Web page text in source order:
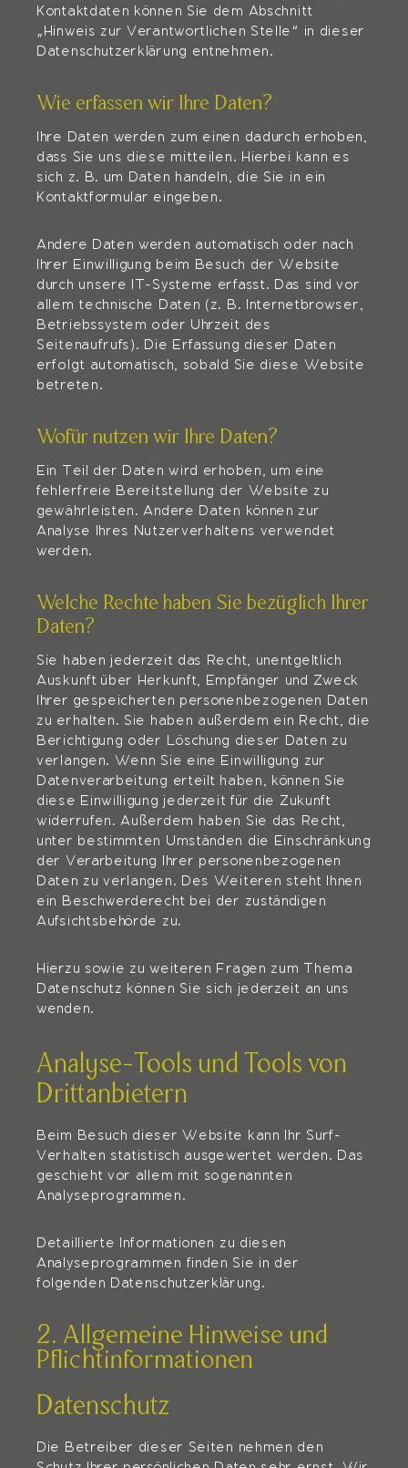
Kontaktdaten können Sie dem Abschnitt
„Hinweis zur Verantwortlichen Stelle“ in dieser
Datenschutzerklärung entnehmen.
Wie erfassen wir Ihre Daten?
Ihre Daten werden zum einen dadurch erhoben,
dass Sie uns diese mitteilen. Hierbei kann es
sich z. B. um Daten handeln, die Sie in ein
Kontaktformular eingeben.
Andere Daten werden automatisch oder nach
Ihrer Einwilligung beim Besuch der Website
durch unsere IT-Systeme erfasst. Das sind vor
allem technische Daten (z. B. Internetbrowser,
Betriebssystem oder Uhrzeit des
Seitenaufrufs). Die Erfassung dieser Daten
erfolgt automatisch, sobald Sie diese Website
betreten.
Wofür nutzen wir Ihre Daten?
Ein Teil der Daten wird erhoben, um eine
fehlerfreie Bereitstellung der Website zu
gewährleisten. Andere Daten können zur
Analyse Ihres Nutzerverhaltens verwendet
werden.
Welche Rechte haben Sie bezüglich Ihrer
Daten?
Sie haben jederzeit das Recht, unentgeltlich
Auskunft über Herkunft, Empfänger und Zweck
Ihrer gespeicherten personenbezogenen Daten
zu erhalten. Sie haben außerdem ein Recht, die
Berichtigung oder Löschung dieser Daten zu
verlangen. Wenn Sie eine Einwilligung zur
Datenverarbeitung erteilt haben, können Sie
diese Einwilligung jederzeit für die Zukunft
widerrufen. Außerdem haben Sie das Recht,
unter bestimmten Umständen die Einschränkung
der Verarbeitung Ihrer personenbezogenen
Daten zu verlangen. Des Weiteren steht Ihnen
ein Beschwerderecht bei der zuständigen
Aufsichtsbehörde zu.
Hierzu sowie zu weiteren Fragen zum Thema
Datenschutz können Sie sich jederzeit an uns
wenden.
Analyse-Tools und Tools von
Dritt­anbietern
Beim Besuch dieser Website kann Ihr Surf-
Verhalten statistisch ausgewertet werden. Das
geschieht vor allem mit sogenannten
Analyseprogrammen.
Detaillierte Informationen zu diesen
Analyseprogrammen finden Sie in der
folgenden Datenschutzerklärung.
2. Allgemeine Hinweise und
Pflicht­informationen
Datenschutz
Die Betreiber dieser Seiten nehmen den